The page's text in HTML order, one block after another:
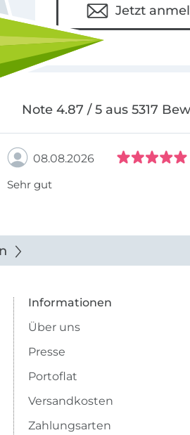
Jetzt
Note 4.87 / 5 aus 5317
08.08.2026
Sehr gut
Informationen
Über uns
Presse
Portoflat
Versandkosten
Zahlungsarten